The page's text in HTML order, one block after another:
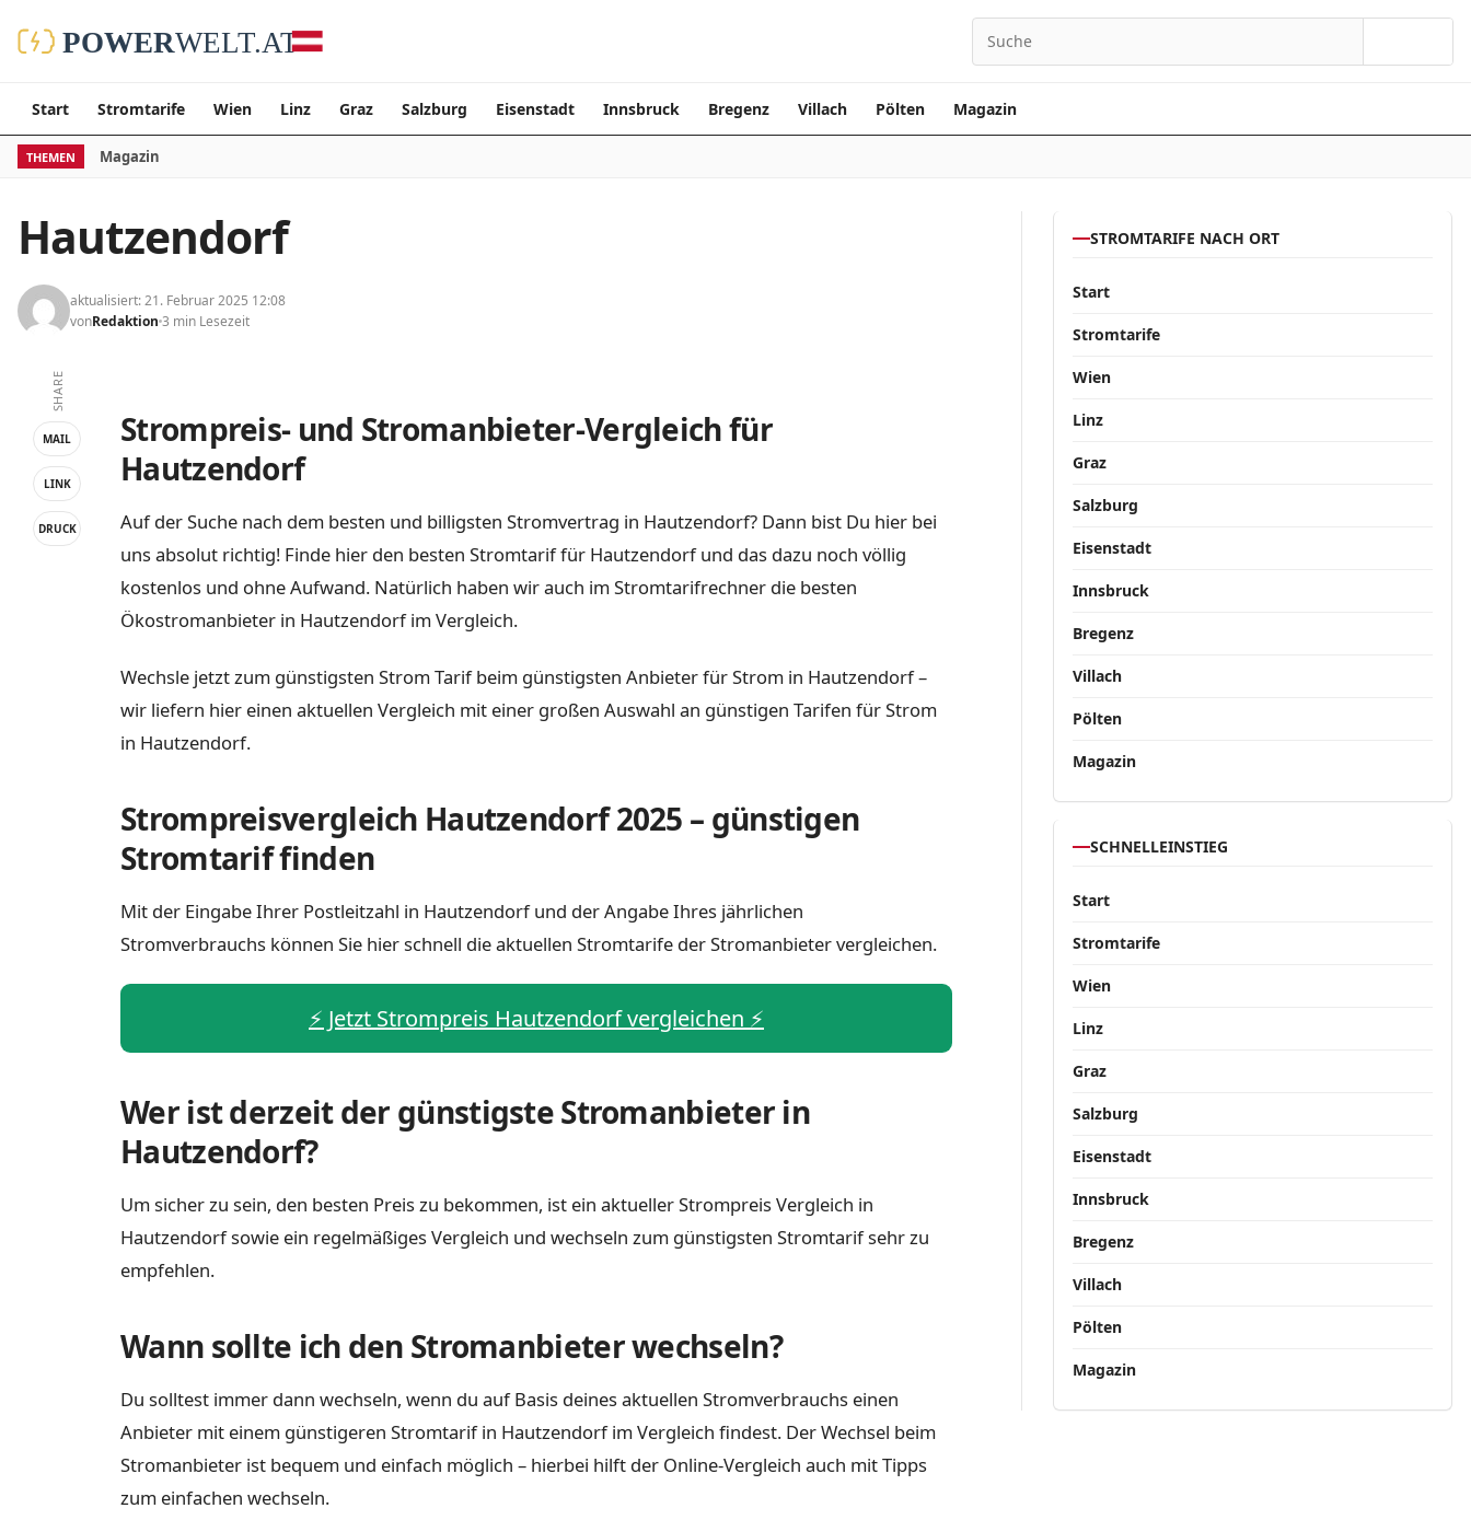
Start Stromtarife Wien Linz Graz Salzburg Eisenstadt Innsbruck Bregenz Villach Pölten Magazin
THEMEN Magazin
Hautzendorf
aktualisiert: 21. Februar 2025 12:08
vonRedaktion 3 min Lesezeit
SHARE
MAIL
LINK
DRUCK
Strompreis- und Stromanbieter-Vergleich für
Hautzendorf
Auf der Suche nach dem besten und billigsten Stromvertrag in Hautzendorf? Dann bist Du hier bei
uns absolut richtig! Finde hier den besten Stromtarif für Hautzendorf und das dazu noch völlig
kostenlos und ohne Aufwand. Natürlich haben wir auch im Stromtarifrechner die besten
Ökostromanbieter in Hautzendorf im Vergleich.
Wechsle jetzt zum günstigsten Strom Tarif beim günstigsten Anbieter für Strom in Hautzendorf –
wir liefern hier einen aktuellen Vergleich mit einer großen Auswahl an günstigen Tarifen für Strom
in Hautzendorf.
Strompreisvergleich Hautzendorf 2025 – günstigen
Stromtarif finden
Mit der Eingabe Ihrer Postleitzahl in Hautzendorf und der Angabe Ihres jährlichen
Stromverbrauchs können Sie hier schnell die aktuellen Stromtarife der Stromanbieter vergleichen.
⚡️ Jetzt Strompreis Hautzendorf vergleichen ⚡️
Wer ist derzeit der günstigste Stromanbieter in
Hautzendorf?
Um sicher zu sein, den besten Preis zu bekommen, ist ein aktueller Strompreis Vergleich in
Hautzendorf sowie ein regelmäßiges Vergleich und wechseln zum günstigsten Stromtarif sehr zu
empfehlen.
Wann sollte ich den Stromanbieter wechseln?
Du solltest immer dann wechseln, wenn du auf Basis deines aktuellen Stromverbrauchs einen
Anbieter mit einem günstigeren Stromtarif in Hautzendorf im Vergleich findest. Der Wechsel beim
Stromanbieter ist bequem und einfach möglich – hierbei hilft der Online-Vergleich auch mit Tipps
zum einfachen wechseln.
STROMTARIFE NACH ORT
Start
Stromtarife
Wien
Linz
Graz
Salzburg
Eisenstadt
Innsbruck
Bregenz
Villach
Pölten
Magazin
SCHNELLEINSTIEG
Start
Stromtarife
Wien
Linz
Graz
Salzburg
Eisenstadt
Innsbruck
Bregenz
Villach
Pölten
Magazin